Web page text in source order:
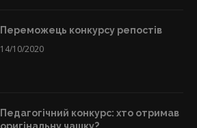
Переможець конкурсу репостів
14/10/2020
Педагогічний конкурс: хто отримав